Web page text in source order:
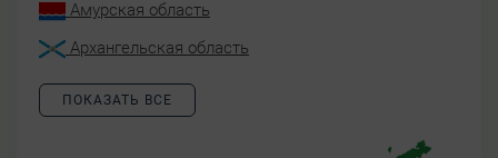
Амурская область
Архангельская область
ПОКАЗАТЬ ВСЕ